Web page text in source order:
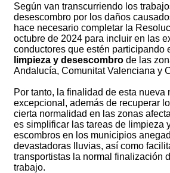
Según van transcurriendo los
desescombro por los daños
hace necesario completar la
octubre de 2024 para incluir en las
conductores que estén participando
limpieza y desescombro de las
Andalucía, Comunitat Valenciana y
Por tanto, la finalidad de esta nueva
excepcional, además de recuperar
cierta normalidad en las zonas
es simplificar las tareas de limpieza
escombros en los municipios
devastadoras lluvias, así como
transportistas la normal finalización
trabajo.